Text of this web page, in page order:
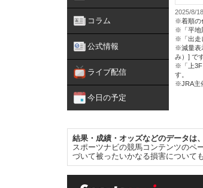
コラム
公式情報
ライブ配信
今日の予定
2025/8/
※着順の
※「平地
※「出走
※減量表
み）] です
※「上3F
す。
※JRA主
結果・成績・オッズなどのデータは
スポーツナビの競馬コンテンツのペ
づいて被ったいかなる損害について